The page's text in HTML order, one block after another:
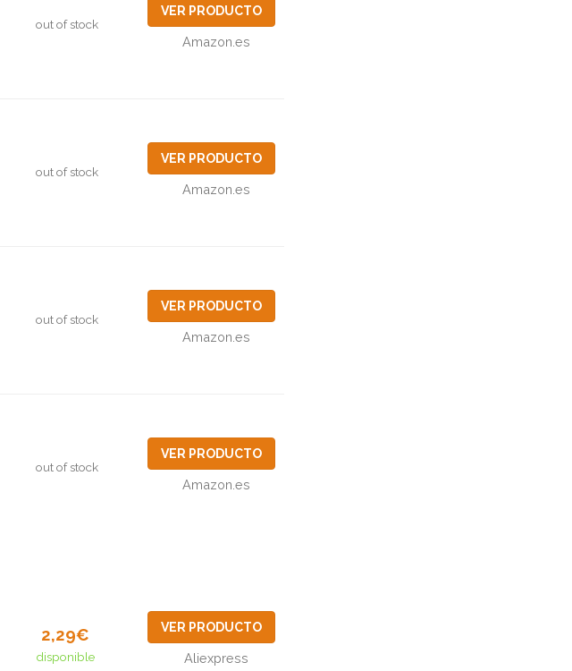
out of stock
VER PRODUCTO
Amazon.es
out of stock
VER PRODUCTO
Amazon.es
out of stock
VER PRODUCTO
Amazon.es
out of stock
VER PRODUCTO
Amazon.es
2,29€
disponible
VER PRODUCTO
Aliexpress